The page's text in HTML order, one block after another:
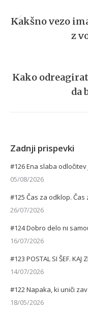
navigation
Kakšno vezo
z
Kako
da
Zadnji prispevki
#126 Ena slaba
05/08/2026
#125 Čas za odklop. Čas
26/07/2026
#124 Dobro delo ni
16/07/2026
#123 POSTAL SI ŠEF. KAJ
14/07/2026
#122 Napaka, ki uniči
18/05/2026